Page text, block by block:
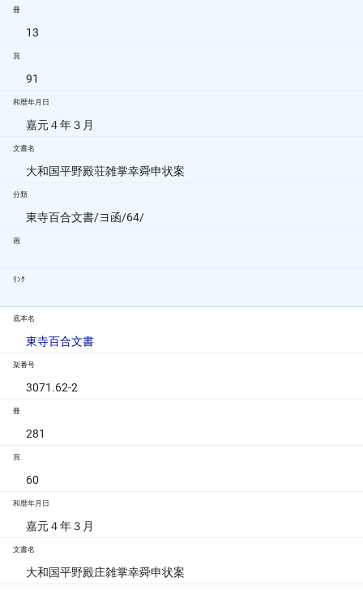
冊
13
頁
91
和暦年月日
嘉元４年３月
文書名
大和国平野殿荘雑掌幸舜申状案
分類
東寺百合文書/ヨ函/64/
画
ﾘﾝｸ
底本名
東寺百合文書
架番号
3071.62-2
冊
281
頁
60
和暦年月日
嘉元４年３月
文書名
大和国平野殿庄雑掌幸舜申状案